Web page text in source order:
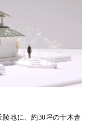
地に、約30坪の十木舎